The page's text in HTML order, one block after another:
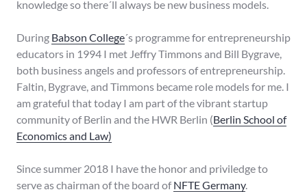
knowledge so there´ll always be new business models.
During Babson College´s programme for entrepreneurship
educators in 1994 I met Jeffry Timmons and Bill Bygrave,
both business angels and professors of entrepreneurship.
Faltin, Bygrave, and Timmons became role models for me. I
am grateful that today I am part of the vibrant startup
community of Berlin and the HWR Berlin (Berlin School of
Economics and Law)
Since summer 2018 I have the honor and priviledge to
serve as chairman of the board ofNFTE Germany.